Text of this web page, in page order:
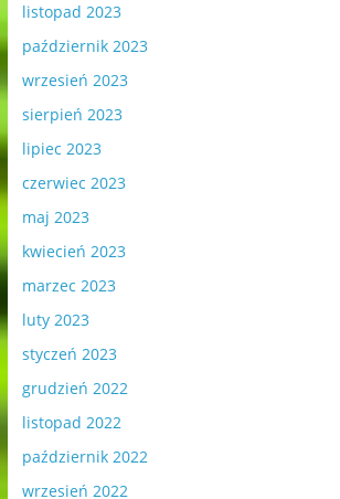
listopad 2023
październik 2023
wrzesień 2023
sierpień 2023
lipiec 2023
czerwiec 2023
maj 2023
kwiecień 2023
marzec 2023
luty 2023
styczeń 2023
grudzień 2022
listopad 2022
październik 2022
wrzesień 2022